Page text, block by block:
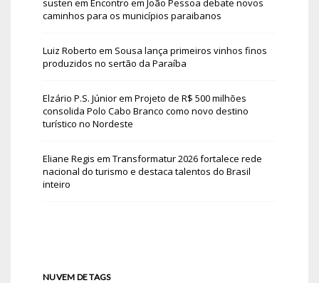
susten em Encontro em João Pessoa debate novos
caminhos para os municípios paraibanos
Luiz Roberto em Sousa lança primeiros vinhos finos
produzidos no sertão da Paraíba
Elzário P.S. Júniorem Projeto de R$ 500 milhões
consolida Polo Cabo Branco como novo destino
turístico no Nordeste
Eliane Regis em Transformatur 2026 fortalece rede
nacional do turismo e destaca talentos do Brasil
inteiro
NUVEM DE TAGS